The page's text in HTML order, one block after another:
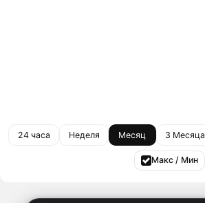
24 часа Неделя Месяц 3 Месяца
Макс / Мин